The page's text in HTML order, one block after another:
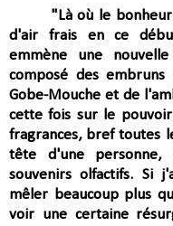
"Là où le
d'air frais en ce
emmène une
composé des
Gobe-Mouche et de
cette fois sur le
fragrances, bref toutes
tête d'une personne,
souvenirs olfactifs. Si
mêler beaucoup plus
voir une certaine